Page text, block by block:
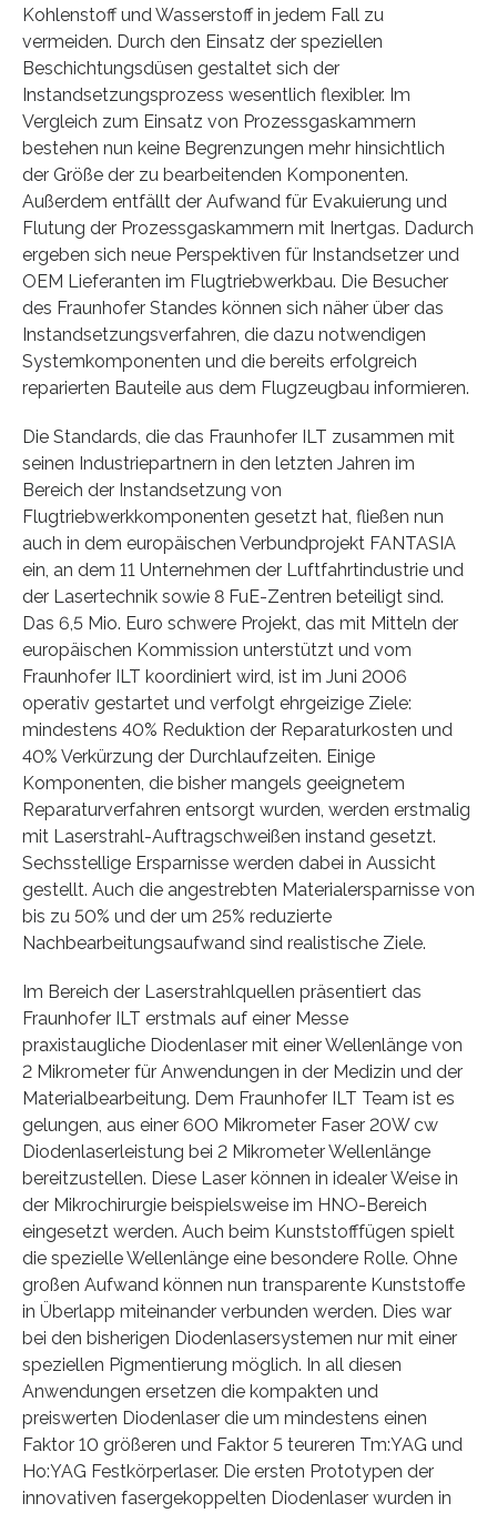
Kohlenstoff und Wasserstoff in jedem Fall zu
vermeiden. Durch den Einsatz der speziellen
Beschichtungsdüsen gestaltet sich der
Instandsetzungsprozess wesentlich flexibler. Im
Vergleich zum Einsatz von Prozessgaskammern
bestehen nun keine Begrenzungen mehr hinsichtlich
der Größe der zu bearbeitenden Komponenten.
Außerdem entfällt der Aufwand für Evakuierung und
Flutung der Prozessgaskammern mit Inertgas. Dadurch
ergeben sich neue Perspektiven für Instandsetzer und
OEM Lieferanten im Flugtriebwerkbau. Die Besucher
des Fraunhofer Standes können sich näher über das
Instandsetzungsverfahren, die dazu notwendigen
Systemkomponenten und die bereits erfolgreich
reparierten Bauteile aus dem Flugzeugbau informieren.
Die Standards, die das Fraunhofer ILT zusammen mit
seinen Industriepartnern in den letzten Jahren im
Bereich der Instandsetzung von
Flugtriebwerkkomponenten gesetzt hat, fließen nun
auch in dem europäischen Verbundprojekt FANTASIA
ein, an dem 11 Unternehmen der Luftfahrtindustrie und
der Lasertechnik sowie 8 FuE-Zentren beteiligt sind.
Das 6,5 Mio. Euro schwere Projekt, das mit Mitteln der
europäischen Kommission unterstützt und vom
Fraunhofer ILT koordiniert wird, ist im Juni 2006
operativ gestartet und verfolgt ehrgeizige Ziele:
mindestens 40% Reduktion der Reparaturkosten und
40% Verkürzung der Durchlaufzeiten. Einige
Komponenten, die bisher mangels geeignetem
Reparaturverfahren entsorgt wurden, werden erstmalig
mit Laserstrahl-Auftragschweißen instand gesetzt.
Sechsstellige Ersparnisse werden dabei in Aussicht
gestellt. Auch die angestrebten Materialersparnisse von
bis zu 50% und der um 25% reduzierte
Nachbearbeitungsaufwand sind realistische Ziele.
Im Bereich der Laserstrahlquellen präsentiert das
Fraunhofer ILT erstmals auf einer Messe
praxistaugliche Diodenlaser mit einer Wellenlänge von
2 Mikrometer für Anwendungen in der Medizin und der
Materialbearbeitung. Dem Fraunhofer ILT Team ist es
gelungen, aus einer 600 Mikrometer Faser 20W cw
Diodenlaserleistung bei 2 Mikrometer Wellenlänge
bereitzustellen. Diese Laser können in idealer Weise in
der Mikrochirurgie beispielsweise im HNO-Bereich
eingesetzt werden. Auch beim Kunststofffügen spielt
die spezielle Wellenlänge eine besondere Rolle. Ohne
großen Aufwand können nun transparente Kunststoffe
in Überlapp miteinander verbunden werden. Dies war
bei den bisherigen Diodenlasersystemen nur mit einer
speziellen Pigmentierung möglich. In all diesen
Anwendungen ersetzen die kompakten und
preiswerten Diodenlaser die um mindestens einen
Faktor 10 größeren und Faktor 5 teureren Tm:YAG und
Ho:YAG Festkörperlaser. Die ersten Prototypen der
innovativen fasergekoppelten Diodenlaser wurden in